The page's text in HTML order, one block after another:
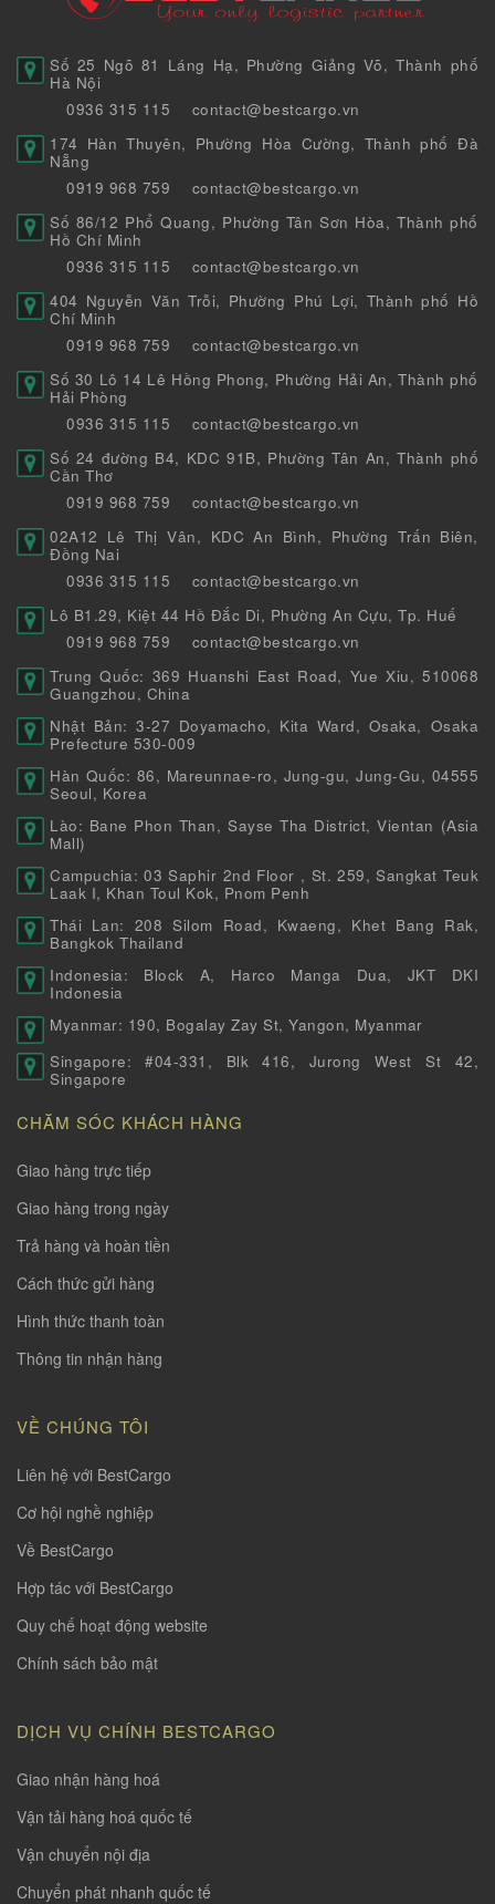
Số 25 Ngõ 81 Láng Hạ, Phường Giảng Võ, Thành phố
Hà Nội
0936 315 115
contact@bestcargo.vn
174 Hàn Thuyên, Phường Hòa Cường, Thành phố Đà
Nẵng
0919 968 759
contact@bestcargo.vn
Số 86/12 Phổ Quang, Phường Tân Sơn Hòa, Thành phố
Hồ Chí Minh
0936 315 115
contact@bestcargo.vn
404 Nguyễn Văn Trỗi, Phường Phú Lợi, Thành phố Hồ
Chí Minh
0919 968 759
contact@bestcargo.vn
Số 30 Lô 14 Lê Hồng Phong, Phường Hải An, Thành phố
Hải Phòng
0936 315 115
contact@bestcargo.vn
Số 24 đường B4, KDC 91B, Phường Tân An, Thành phố
Cần Thơ
0919 968 759
contact@bestcargo.vn
02A12 Lê Thị Vân, KDC An Bình, Phường Trấn Biên,
Đồng Nai
0936 315 115
contact@bestcargo.vn
Lô B1.29, Kiệt 44 Hồ Đắc Di, Phường An Cựu, Tp. Huế
0919 968 759
contact@bestcargo.vn
Trung Quốc: 369 Huanshi East Road, Yue Xiu, 510068
Guangzhou, China
Nhật Bản: 3-27 Doyamacho, Kita Ward, Osaka, Osaka
Prefecture 530-009
Hàn Quốc: 86, Mareunnae-ro, Jung-gu, Jung-Gu, 04555
Seoul, Korea
Lào: Bane Phon Than, Sayse Tha District, Vientan (Asia
Mall)
Campuchia: 03 Saphir 2nd Floor , St. 259, Sangkat Teuk
Laak I, Khan Toul Kok, Pnom Penh
Thái Lan: 208 Silom Road, Kwaeng, Khet Bang Rak,
Bangkok Thailand
Indonesia: Block A, Harco Manga Dua, JKT DKI
Indonesia
Myanmar: 190, Bogalay Zay St, Yangon, Myanmar
Singapore: #04-331, Blk 416, Jurong West St 42,
Singapore
CHĂM SÓC KHÁCH HÀNG
Giao hàng trực tiếp
Giao hàng trong ngày
Trả hàng và hoàn tiền
Cách thức gửi hàng
Hình thức thanh toàn
Thông tin nhận hàng
VỀ CHÚNG TÔI
Liên hệ với BestCargo
Cơ hội nghề nghiệp
Về BestCargo
Hợp tác với BestCargo
Quy chế hoạt động website
Chính sách bảo mật
DỊCH VỤ CHÍNH BESTCARGO
Giao nhận hàng hoá
Vận tải hàng hoá quốc tế
Vận chuyển nội địa
Chuyển phát nhanh quốc tế